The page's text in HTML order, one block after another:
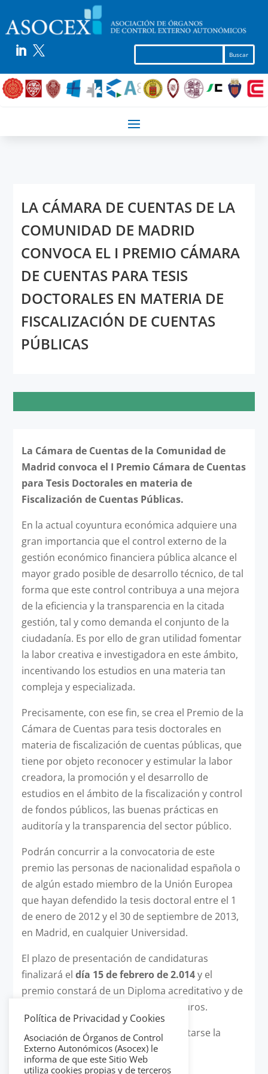
 
LA CÁMARA DE CUENTAS DE LA
COMUNIDAD DE MADRID
CONVOCA EL I PREMIO CÁMARA
DE CUENTAS PARA TESIS
DOCTORALES EN MATERIA DE
FISCALIZACIÓN DE CUENTAS
PÚBLICAS
La Cámara de Cuentas de la Comunidad de
Madrid convoca el I Premio Cámara de Cuentas
para Tesis Doctorales en materia de
Fiscalización de Cuentas Públicas.
En la actual coyuntura económica adquiere una
gran importancia que el control externo de la
gestión económico financiera pública alcance el
mayor grado posible de desarrollo técnico, de tal
forma que este control contribuya a una mejora
de la eficiencia y la transparencia en la citada
gestión, tal y como demanda el conjunto de la
ciudadanía. Es por ello de gran utilidad fomentar
la labor creativa e investigadora en este ámbito,
incentivando los estudios en una materia tan
compleja y especializada.
Precisamente, con ese fin, se crea el Premio de la
Cámara de Cuentas para tesis doctorales en
materia de fiscalización de cuentas públicas, que
tiene por objeto reconocer y estimular la labor
creadora, la promoción y el desarrollo de
estudios en el ámbito de la fiscalización y control
de fondos públicos, las buenas prácticas en
auditoría y la transparencia del sector público.
Podrán concurrir a la convocatoria de este
premio las personas de nacionalidad española o
de algún estado miembro de la Unión Europea
que hayan defendido la tesis doctoral entre el 1
de enero de 2012 y el 30 de septiembre de 2013,
en Madrid, en cualquier Universidad.
El plazo de presentación de candidaturas
finalizará el día 15 de febrero de 2.014y el
premio constará de un Diploma acreditativo y de
una dotación en metálico de 3.000 euros.
Para más información, puede consultarse la
convocatoria en la web
www.camaradecuentasmadrid.org
Política de Privacidad y Cookies
Asociación de Órganos de Control
Externo Autonómicos (Asocex) le
informa de que este Sitio Web
utiliza cookies propias y de terceros